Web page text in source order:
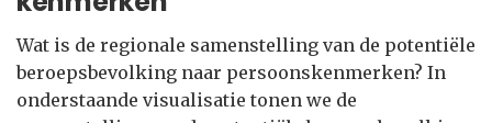
Wat is de regionale samenstelling van de potentiële
beroepsbevolking naar persoonskenmerken? In
onderstaande visualisatie tonen we de